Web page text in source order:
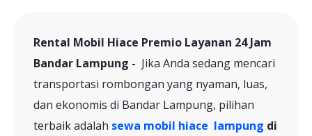
Rental Mobil Hiace Premio Layanan 24 Jam
Bandar Lampung - Jika Anda sedang mencari
transportasi rombongan yang nyaman, luas,
dan ekonomis di Bandar Lampung, pilihan
terbaik adalah sewa mobil hiace lampung di